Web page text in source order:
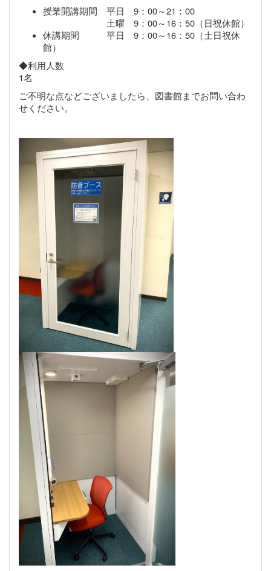
授業開講期間 平日 9：00～21：00
土曜 9：00～16：50（日祝休館）
休講期間 平日 9：00～16：50（土日祝休
館）
◆利用人数
1名
ご不明な点などございましたら、図書館までお問い合わ
せください。